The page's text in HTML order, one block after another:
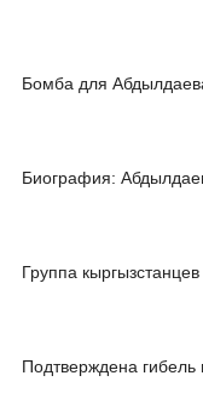
Бомба для
Биография:
Группа
Подтверждена